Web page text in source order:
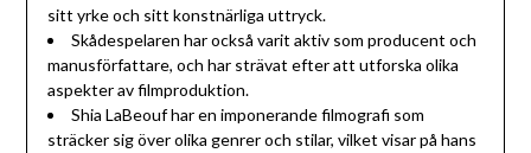
sitt yrke och sitt konstnärliga uttryck.
Skådespelaren har också varit aktiv som producent och
manusförfattare, och har strävat efter att utforska olika
aspekter av filmproduktion.
Shia LaBeouf har en imponerande filmografi som
sträcker sig över olika genrer och stilar, vilket visar på hans